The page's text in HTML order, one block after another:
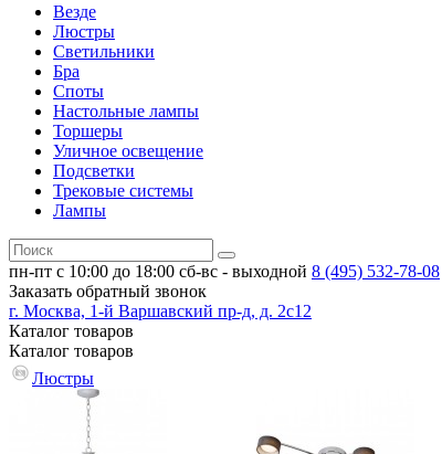
Везде
Люстры
Светильники
Бра
Споты
Настольные лампы
Торшеры
Уличное освещение
Подсветки
Трековые системы
Лампы
пн-пт с 10:00 до 18:00 сб-вс - выходной 8 (495) 532-78-08
Заказать обратный звонок
г. Москва, 1-й Варшавский пр-д, д. 2с12
Каталог товаров
Каталог товаров
Люстры